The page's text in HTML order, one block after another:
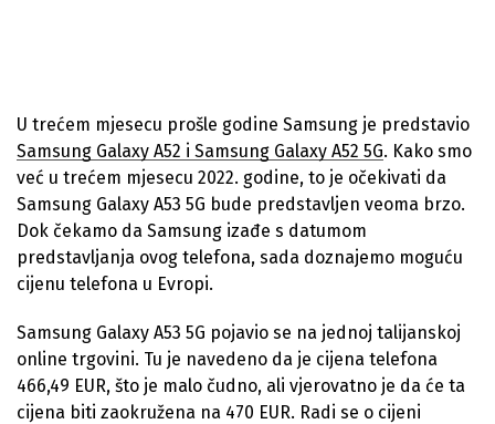
U trećem mjesecu prošle godine Samsung je predstavio
Samsung Galaxy A52 i Samsung Galaxy A52 5G. Kako smo
već u trećem mjesecu 2022. godine, to je očekivati da
Samsung Galaxy A53 5G bude predstavljen veoma brzo.
Dok čekamo da Samsung izađe s datumom
predstavljanja ovog telefona, sada doznajemo moguću
cijenu telefona u Evropi.
Samsung Galaxy A53 5G pojavio se na jednoj talijanskoj
online trgovini. Tu je navedeno da je cijena telefona
466,49 EUR, što je malo čudno, ali vjerovatno je da će ta
cijena biti zaokružena na 470 EUR. Radi se o cijeni